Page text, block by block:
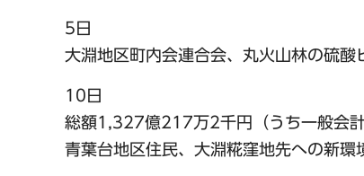
5日
大淵地区町内会連合会、丸火山林の硫
10日
総額1,327億217万2千円（うち一般会
青葉台地区住民、大淵糀窪地先への新